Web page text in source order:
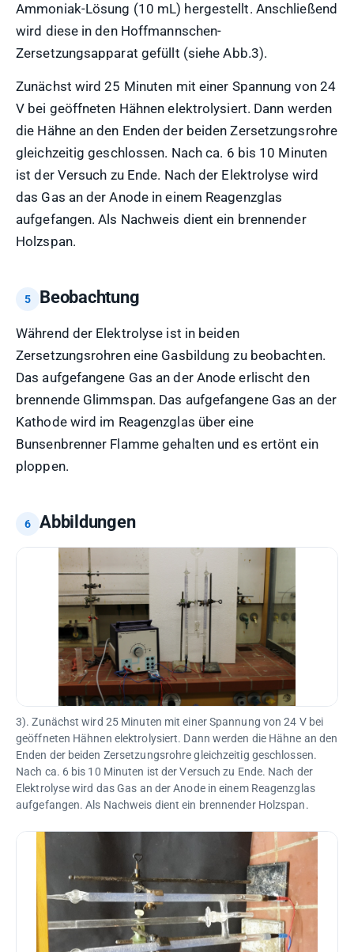
Ammoniak-Lösung (10 mL) hergestellt. Anschließend
wird diese in den Hoffmannschen-
Zersetzungsapparat gefüllt (siehe Abb.3).
Zunächst wird 25 Minuten mit einer Spannung von 24
V bei geöffneten Hähnen elektrolysiert. Dann werden
die Hähne an den Enden der beiden Zersetzungsrohre
gleichzeitig geschlossen. Nach ca. 6 bis 10 Minuten
ist der Versuch zu Ende. Nach der Elektrolyse wird
das Gas an der Anode in einem Reagenzglas
aufgefangen. Als Nachweis dient ein brennender
Holzspan.
Beobachtung
Während der Elektrolyse ist in beiden
Zersetzungsrohren eine Gasbildung zu beobachten.
Das aufgefangene Gas an der Anode erlischt den
brennende Glimmspan. Das aufgefangene Gas an der
Kathode wird im Reagenzglas über eine
Bunsenbrenner Flamme gehalten und es ertönt ein
ploppen.
Abbildungen
3). Zunächst wird 25 Minuten mit einer Spannung von 24 V bei
geöffneten Hähnen elektrolysiert. Dann werden die Hähne an den
Enden der beiden Zersetzungsrohre gleichzeitig geschlossen.
Nach ca. 6 bis 10 Minuten ist der Versuch zu Ende. Nach der
Elektrolyse wird das Gas an der Anode in einem Reagenzglas
aufgefangen. Als Nachweis dient ein brennender Holzspan.